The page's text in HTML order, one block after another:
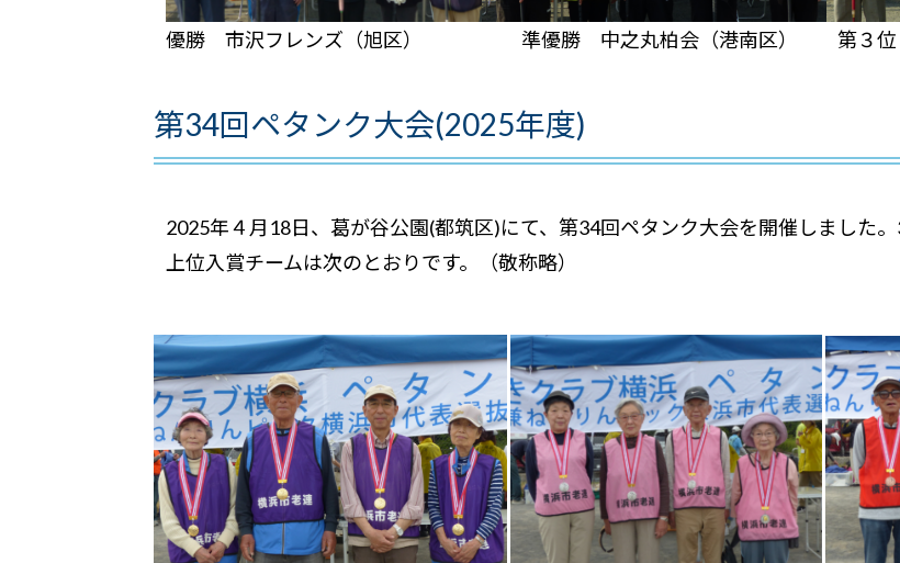
優勝 市沢フレンズ（旭区） 準優勝 中之丸柏会（港南区） 第３
第34回ペタンク大会(2025年度)
2025年４月18日、葛が谷公園(都筑区)にて、第34回ペタンク大会を開催しました。
上位入賞チームは次のとおりです。（敬称略）